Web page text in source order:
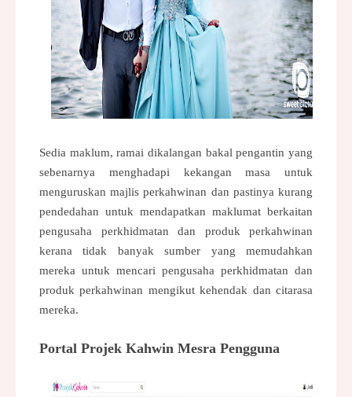
Sedia maklum, ramai dikalangan bakal pengantin yang
sebenarnya menghadapi kekangan masa untuk
menguruskan majlis perkahwinan dan pastinya kurang
pendedahan untuk mendapatkan maklumat berkaitan
pengusaha perkhidmatan dan produk perkahwinan
kerana tidak banyak sumber yang memudahkan
mereka untuk mencari pengusaha perkhidmatan dan
produk perkahwinan mengikut kehendak dan citarasa
mereka.
Portal Projek Kahwin Mesra Pengguna